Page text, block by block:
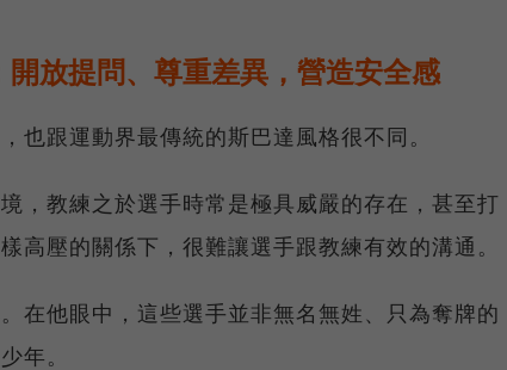
放提問、尊重差異，營造安全感
也跟運動界最傳統的斯巴達風格很不同。
，教練之於選手時常是極具威嚴的存在，甚至打
高壓的關係下，很難讓選手跟教練有效的溝通。
在他眼中，這些選手並非無名無姓、只為奪牌的
年。